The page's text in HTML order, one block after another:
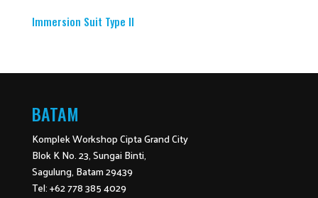
Immersion Suit Type II
BATAM
Komplek Workshop Cipta Grand City
Blok K No. 23, Sungai Binti,
Sagulung, Batam 29439
Tel: +62 778 385 4029